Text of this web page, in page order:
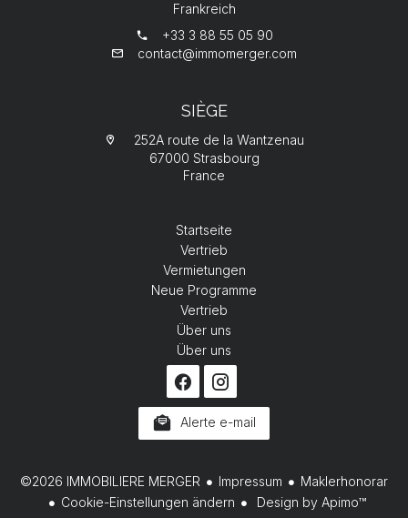
Frankreich
+33 3 88 55 05 90
contact@immomerger.com
SIÈGE
252A route de la Wantzenau
67000 Strasbourg
France
Startseite
Vertrieb
Vermietungen
Neue Programme
Vertrieb
Über uns
Über uns
Alerte e-mail
©2026 IMMOBILIERE MERGER Impressum
Maklerhonorar
Cookie-Einstellungen ändern
Design by Apimo™